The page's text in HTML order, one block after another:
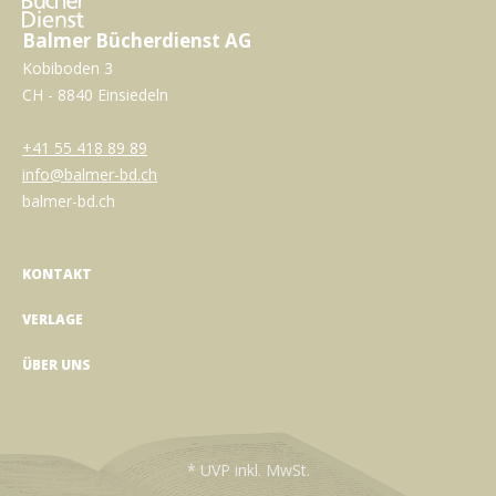
Balmer Bücherdienst AG
Kobiboden 3
CH - 8840 Einsiedeln
+41 55 418 89 89
info@balmer-bd.ch
balmer-bd.ch
KONTAKT
VERLAGE
ÜBER UNS
* UVP inkl. MwSt.